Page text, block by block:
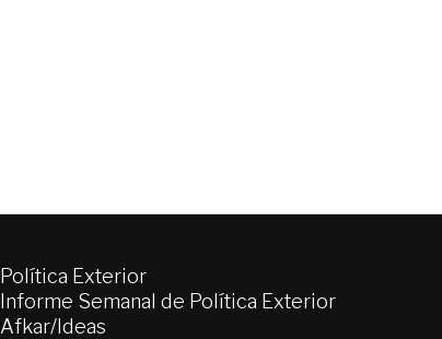
Política Exterior
Informe Semanal de Política Exterior
Afkar/Ideas